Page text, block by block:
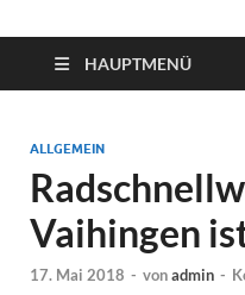
HAUPTMENÜ
ALLGEMEIN
Vaihingen
17. Mai 2018 - vonadmin -